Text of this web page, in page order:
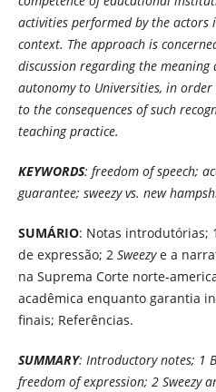
activities performed by the actors
context. The approach is
discussion regarding the meaning
autonomy to Universities, in
to the consequences of such
teaching practice.
KEYWORDS: freedom of speech;
guarantee; sweezy vs. new
SUMÁRIO: Notas introdutórias;
de expressão; 2 Sweezye a
na Suprema Corte norte-
acadêmica enquanto garantia
finais; Referências.
SUMMARY: Introductory notes; 1
freedom of expression; 2 Sweezy